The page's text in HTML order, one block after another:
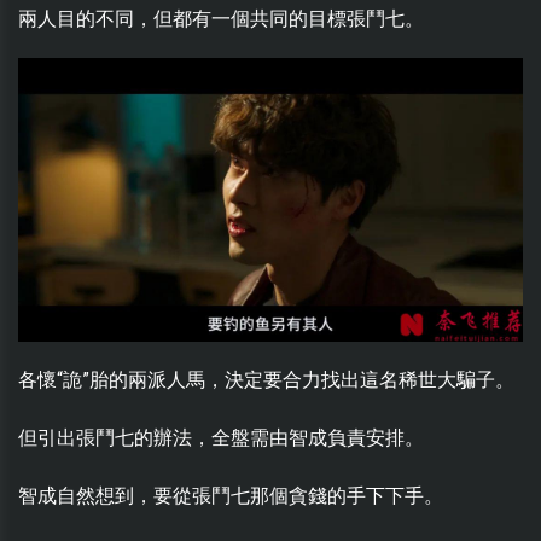
兩人目的不同，但都有一個共同的目標張鬥七。
各懷“詭”胎的兩派人馬，決定要合力找出這名稀世大騙子。
但引出張鬥七的辦法，全盤需由智成負責安排。
智成自然想到，要從張鬥七那個貪錢的手下下手。